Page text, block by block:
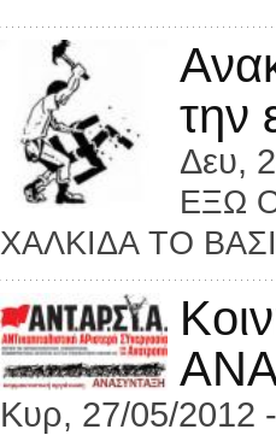
την
Δευ,
ΕΞΩ
ΧΑΛΚΙΔΑ ΤΟ
Κυρ, 27/05/2012